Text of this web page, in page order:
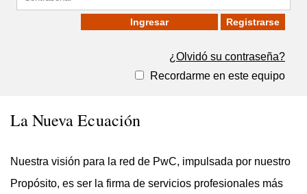
Registrarse
¿Olvidó su contraseña?
Recordarme en este equipo
La Nueva Ecuación
Nuestra visión para la red de PwC, impulsada por nuestro
Propósito, es ser la firma de servicios profesionales más